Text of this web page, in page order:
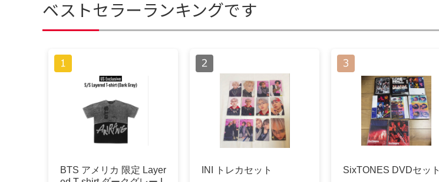
ベストセラーランキングです
BTS アメリカ 限定 Layer
INI トレカセット SixTONES DVDセット